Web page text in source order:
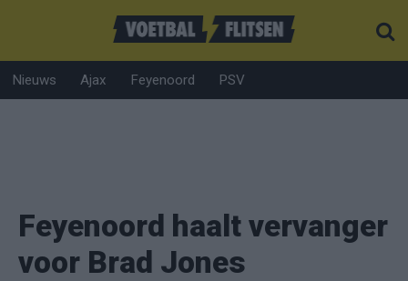
Nieuws Ajax Feyenoord PSV
Feyenoord haalt vervanger
voor Brad Jones